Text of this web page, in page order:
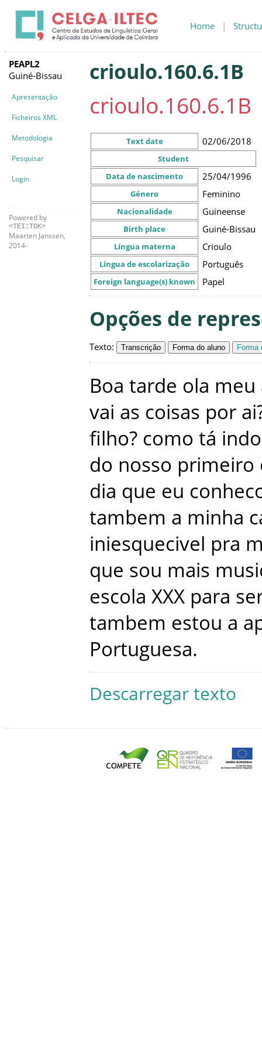
Home |
PEAPL2
Guiné-Bissau
Apresentação
Ficheiros XML
Metodologia
Pesquisar
Login
Powered by
<TEI:TOK>
Maarten Janssen,
2014-
crioulo.160.6.1B
crioulo.160.6.1B
Text date 02/06/2018
Student
Data de nascimento
25/04/1996
Género Feminino
Nacionalidade Guineense
Birth place Guiné-Bissau
Língua materna Crioulo
Língua de escolarização Português
Foreign language(s) known Papel
Opções de
Texto: Transcrição Forma do aluno Forma
Boa tarde ola meu
vai as coisas por ai
filho? como tá indo
do nosso primeiro
dia que eu
tambem a minha
iniesquecivel pra
que sou mais
escola XXX para
tambem estou a
Portuguesa.
Descarregar texto